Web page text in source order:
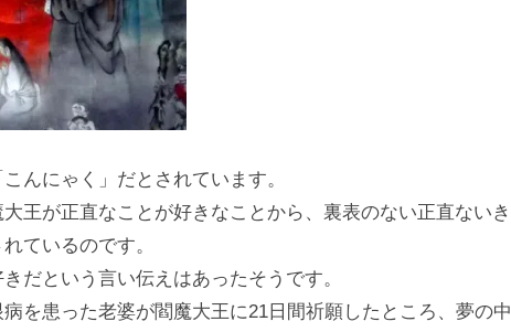
んにゃく」だとされています。
王が正直なことが好きなことから、裏表のない正直ないき
ているのです。
だという言い伝えはあったそうです。
を患った老婆が閻魔大王に21日間祈願したところ、夢の中